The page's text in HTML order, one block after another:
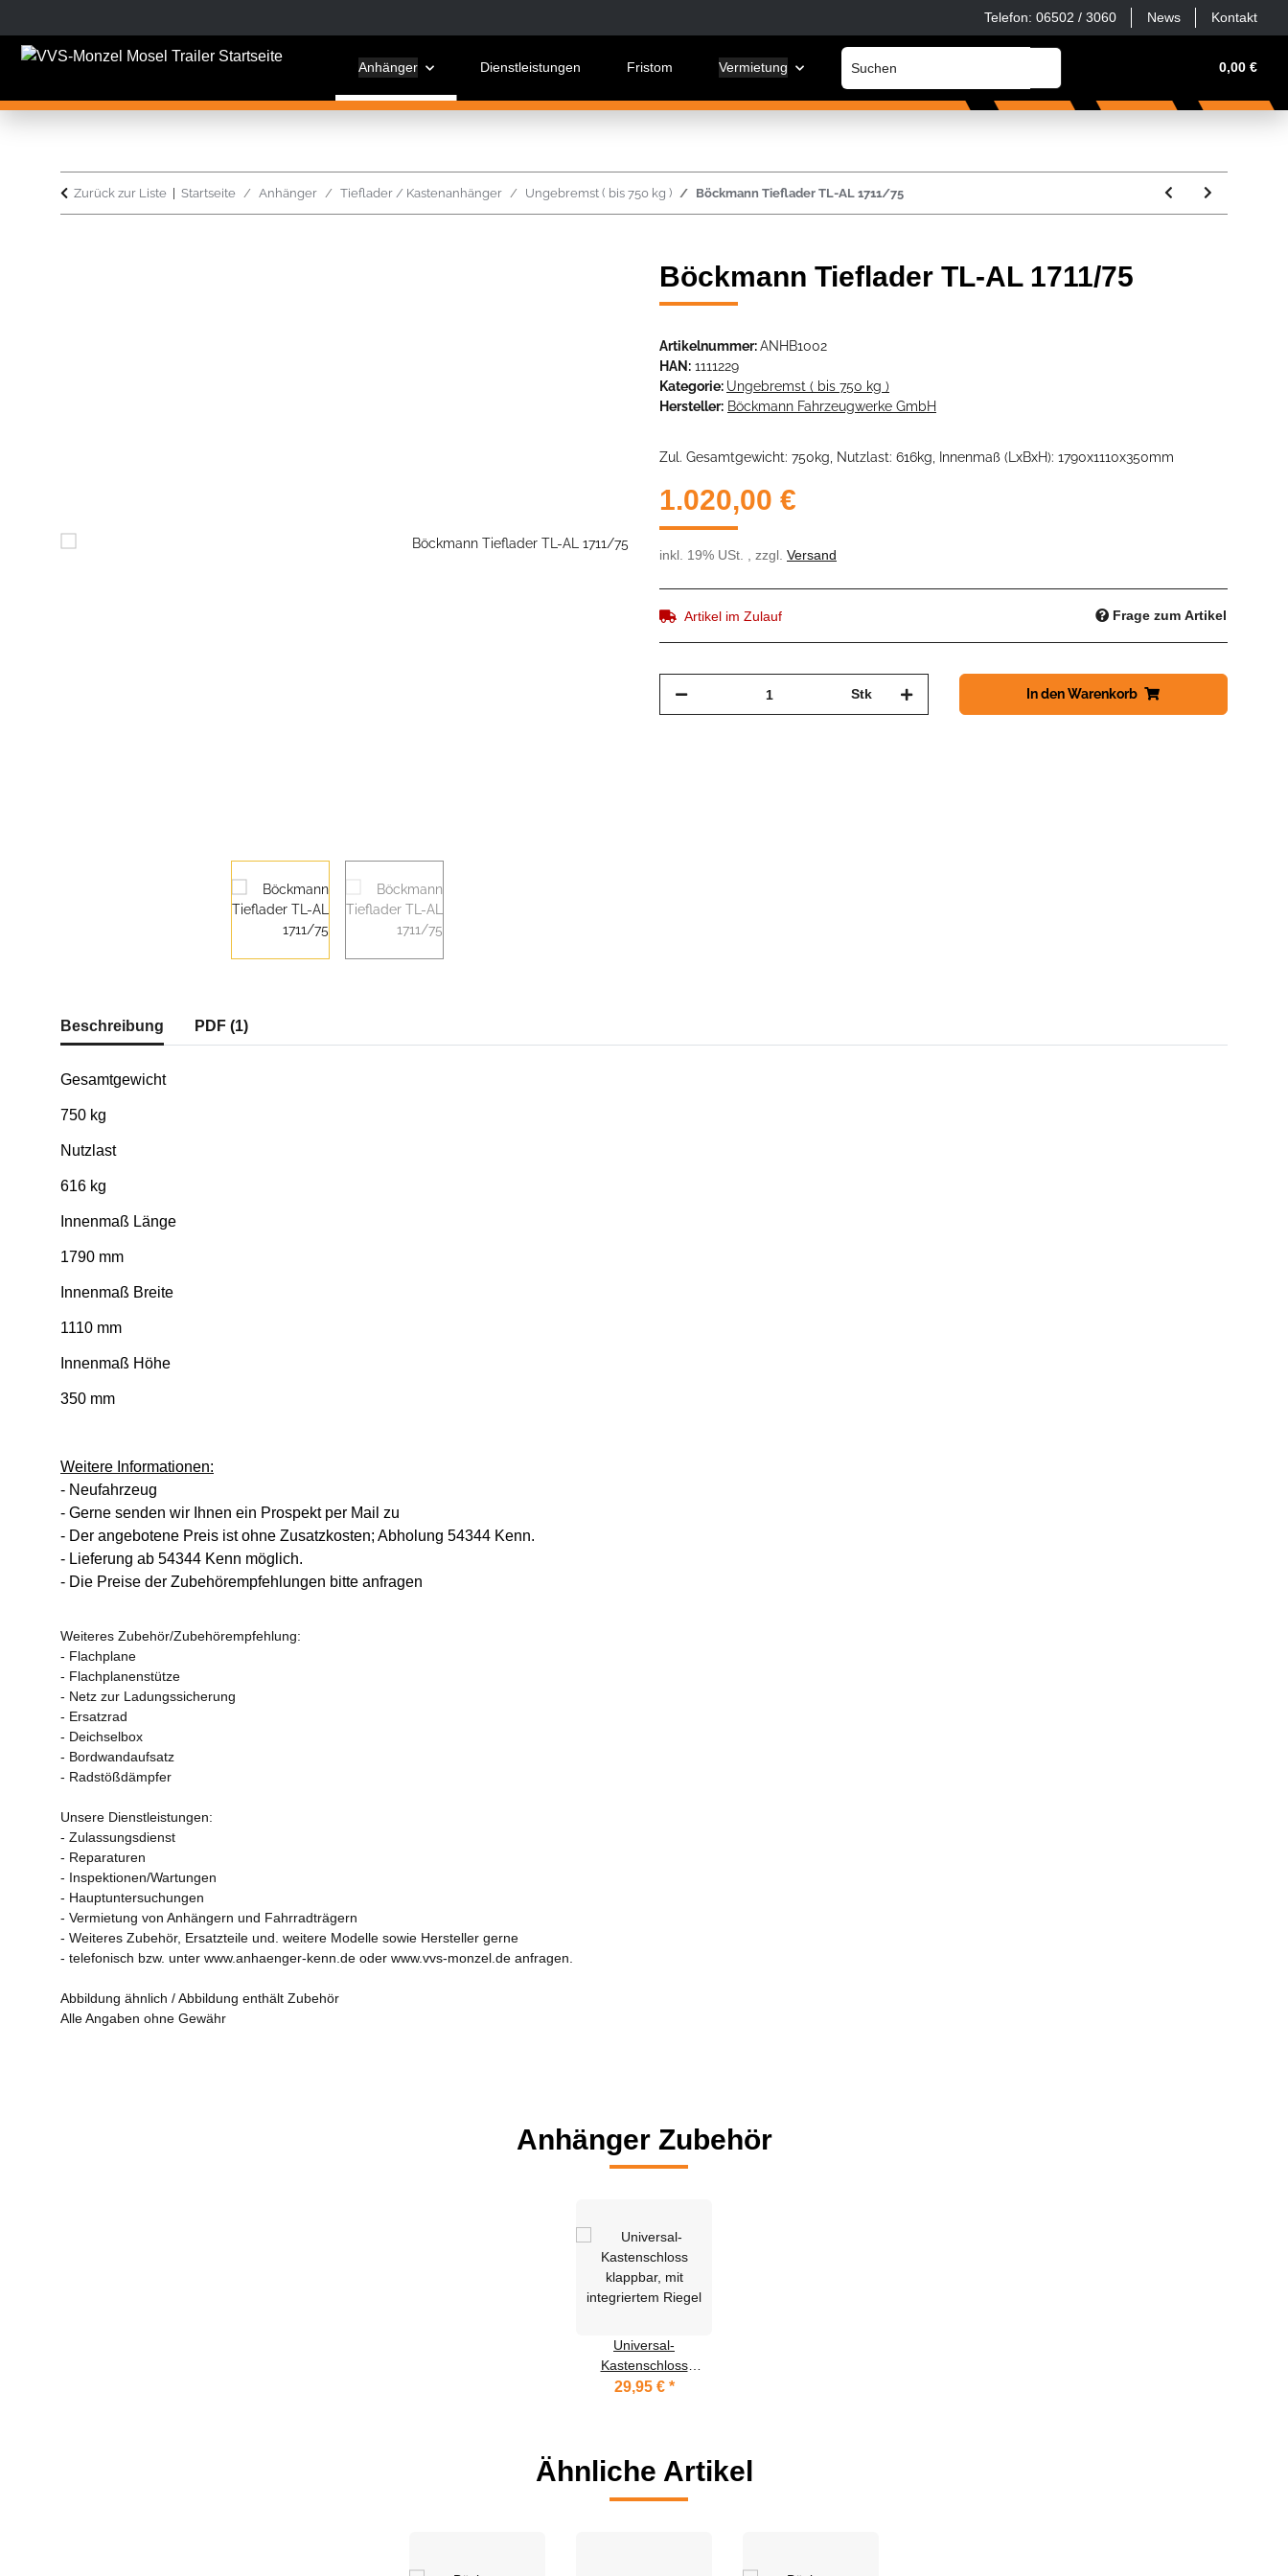
Telefon: 06502 / 3060 News Kontakt
0,00 €
Anhänger Dienstleistungen Fristom Vermietung Werkstatt, Haus & Hof
Zurück zur Liste Startseite Anhänger Tieflader / Kastenanhänger Ungebremst ( bis 750 kg ) Böckmann Tieflader TL-AL 1711/75
Böckmann Tieflader TL-AL 1711/75
Artikelnummer:ANHB1002
HAN: 1111229
Kategorie: Ungebremst ( bis 750 kg )
Hersteller: Böckmann Fahrzeugwerke GmbH
Zul. Gesamtgewicht: 750kg, Nutzlast: 616kg, Innenmaß (LxBxH): 1790x1110x350mm
1.020,00 €
inkl. 19% USt. , zzgl. Versand
Artikel im Zulauf Frage zum Artikel
Stk In den Warenkorb
Beschreibung PDF (1)
Gesamtgewicht
750 kg
Nutzlast
616 kg
Innenmaß Länge
1790 mm
Innenmaß Breite
1110 mm
Innenmaß Höhe
350 mm
Weitere Informationen:
- Neufahrzeug
- Gerne senden wir Ihnen ein Prospekt per Mail zu
- Der angebotene Preis ist ohne Zusatzkosten; Abholung 54344 Kenn.
- Lieferung ab 54344 Kenn möglich.
- Die Preise der Zubehörempfehlungen bitte anfragen
Weiteres Zubehör/Zubehörempfehlung:
- Flachplane
- Flachplanenstütze
- Netz zur Ladungssicherung
- Ersatzrad
- Deichselbox
- Bordwandaufsatz
- Radstößdämpfer
Unsere Dienstleistungen:
- Zulassungsdienst
- Reparaturen
- Inspektionen/Wartungen
- Hauptuntersuchungen
- Vermietung von Anhängern und Fahrradträgern
- Weiteres Zubehör, Ersatzteile und. weitere Modelle sowie Hersteller gerne
- telefonisch bzw. unter www.anhaenger-kenn.de oder www.vvs-monzel.de anfragen.
Abbildung ähnlich / Abbildung enthält Zubehör
Alle Angaben ohne Gewähr
Anhänger Zubehör
Universal-
Kastenschloss
klappbar, mit
29,95 € *
Ähnliche Artikel